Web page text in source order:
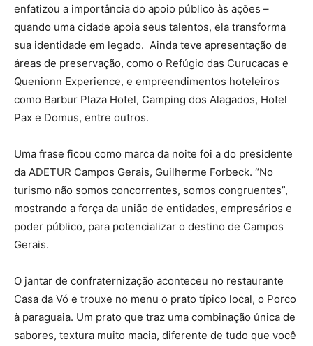
enfatizou a importância do apoio público às ações –
quando uma cidade apoia seus talentos, ela transforma
sua identidade em legado. Ainda teve apresentação de
áreas de preservação, como o Refúgio das Curucacas e
Quenionn Experience, e empreendimentos hoteleiros
como Barbur Plaza Hotel, Camping dos Alagados, Hotel
Pax e Domus, entre outros.
Uma frase ficou como marca da noite foi a do presidente
da ADETUR Campos Gerais, Guilherme Forbeck. “No
turismo não somos concorrentes, somos congruentes”,
mostrando a força da união de entidades, empresários e
poder público, para potencializar o destino de Campos
Gerais.
O jantar de confraternização aconteceu no restaurante
Casa da Vó e trouxe no menu o prato típico local, o Porco
à paraguaia. Um prato que traz uma combinação única de
sabores, textura muito macia, diferente de tudo que você